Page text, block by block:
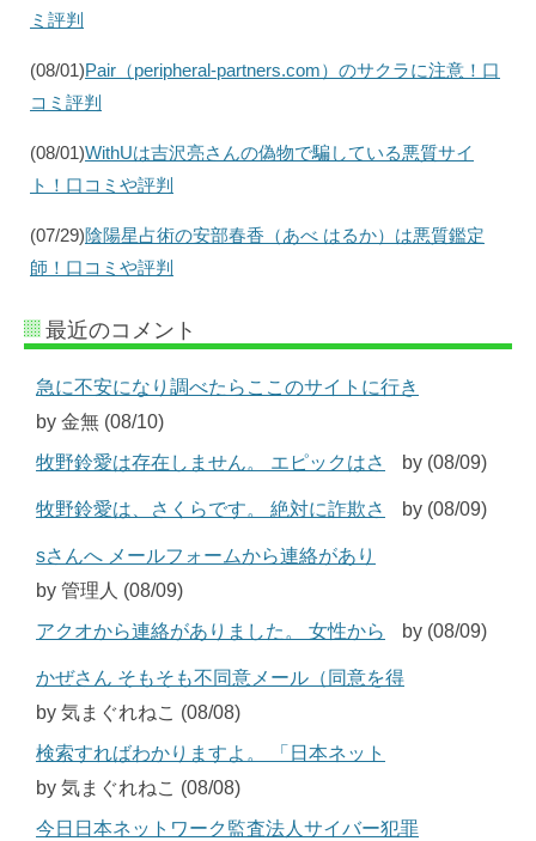
ミ評判
(08/01)Pair（peripheral-partners.com）のサクラに注意！口
コミ評判
(08/01)WithUは吉沢亮さんの偽物で騙している悪質サイ
ト！口コミや評判
(07/29)陰陽星占術の安部春香（あべ はるか）は悪質鑑定
師！口コミや評判
最近のコメント
急に不安になり調べたらここのサイトに行き
by 金無 (08/10)
牧野鈴愛は存在しません。 エピックはさ
by (08/09)
牧野鈴愛は、さくらです。 絶対に詐欺さ by (08/09)
sさんへ メールフォームから連絡があり
by 管理人 (08/09)
アクオから連絡がありました。 女性から
by (08/09)
かぜさん そもそも不同意メール（同意を得
by 気まぐれねこ (08/08)
検索すればわかりますよ。 「日本ネット
by 気まぐれねこ (08/08)
今日日本ネットワーク監査法人サイバー犯罪